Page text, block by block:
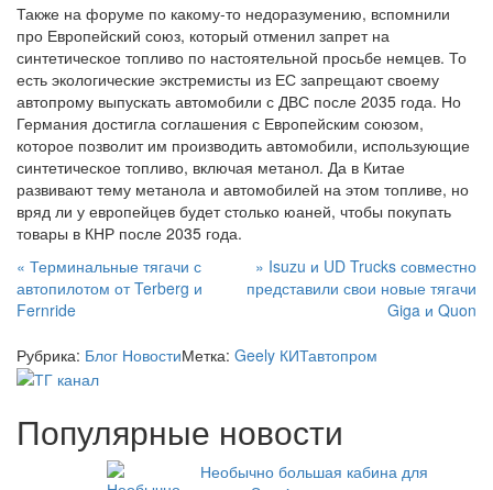
Также на форуме по какому-то недоразумению, вспомнили
про Европейский союз, который отменил запрет на
синтетическое топливо по настоятельной просьбе немцев. То
есть экологические экстремисты из ЕС запрещают своему
автопрому выпускать автомобили с ДВС после 2035 года. Но
Германия достигла соглашения с Европейским союзом,
которое позволит им производить автомобили, использующие
синтетическое топливо, включая метанол. Да в Китае
развивают тему метанола и автомобилей на этом топливе, но
вряд ли у европейцев будет столько юаней, чтобы покупать
товары в КНР после 2035 года.
Навигация
по
записям
« Терминальные тягачи с
автопилотом от Terberg и
Fernride
» Isuzu и UD Trucks совместно
представили свои новые тягачи
Giga и Quon
Рубрика: Блог НовостиМетка: Geely КИТавтопром
Популярные новости
Необычно большая кабина для